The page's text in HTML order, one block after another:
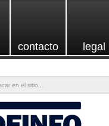
contacto legal